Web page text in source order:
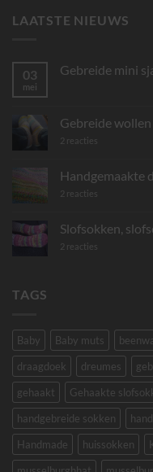
LAATSTE NIEUWS
03
mei
Gebreide mini
Gebreide
mini
sjaaltjes
Gebreide
2 reacties
Handgemaakte
2 reacties
Slofsokken,
2 reacties
TAGS
Baby Baby muts
draagdoek
dreumes
gehaakt
Gehaakte
handgebreide sokken
Handmade
huissokken